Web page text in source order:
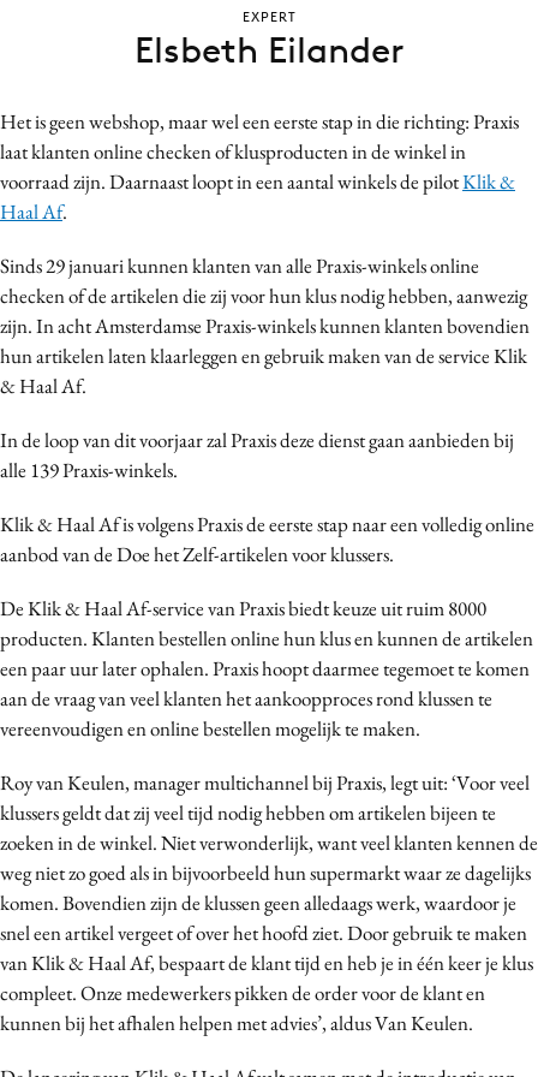
Contentmarketing
Craft
Customer Experience
Design
Digital transformation
Diversiteit
Effectiviteit
Influencer marketing
Martech
Media
Merkstrategie
PR
Programmatic
Purpose Marketing
Reputatie & crisis
Het is geen webshop, maar wel een eerste stap in die richting: Praxis
laat klanten online checken of klusproducten in de winkel in
voorraad zijn. Daarnaast loopt in een aantal winkels de pilotKlik &
Haal Af.
Sinds 29 januari kunnen klanten van alle Praxis-winkels online
checken of de artikelen die zij voor hun klus nodig hebben, aanwezig
zijn. In acht Amsterdamse Praxis-winkels kunnen klanten bovendien
hun artikelen laten klaarleggen en gebruik maken van de service Klik
& Haal Af.
In de loop van dit voorjaar zal Praxis deze dienst gaan aanbieden bij
alle 139 Praxis-winkels.
Klik & Haal Af is volgens Praxis de eerste stap naar een volledig online
aanbod van de Doe het Zelf-artikelen voor klussers.
De Klik & Haal Af-service van Praxis biedt keuze uit ruim 8000
producten. Klanten bestellen online hun klus en kunnen de artikelen
een paar uur later ophalen. Praxis hoopt daarmee tegemoet te komen
aan de vraag van veel klanten het aankoopproces rond klussen te
vereenvoudigen en online bestellen mogelijk te maken.
Roy van Keulen, manager multichannel bij Praxis, legt uit: ‘Voor veel
klussers geldt dat zij veel tijd nodig hebben om artikelen bijeen te
zoeken in de winkel. Niet verwonderlijk, want veel klanten kennen de
weg niet zo goed als in bijvoorbeeld hun supermarkt waar ze dagelijks
komen. Bovendien zijn de klussen geen alledaags werk, waardoor je
snel een artikel vergeet of over het hoofd ziet. Door gebruik te maken
van Klik & Haal Af, bespaart de klant tijd en heb je in één keer je klus
compleet. Onze medewerkers pikken de order voor de klant en
kunnen bij het afhalen helpen met advies’, aldus Van Keulen.
EXPERT
Elsbeth Eilander